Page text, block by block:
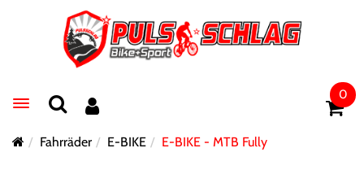
Toggle navigation
0
Fahrräder E-BIKE E-BIKE - MTB Fully